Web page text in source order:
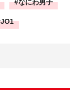
なにわ男子
JO1